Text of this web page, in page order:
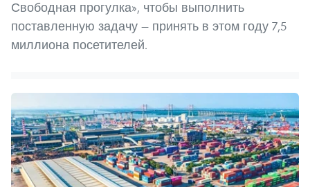
Свободная прогулка», чтобы выполнить
поставленную задачу — принять в этом году 7,5
миллиона посетителей.